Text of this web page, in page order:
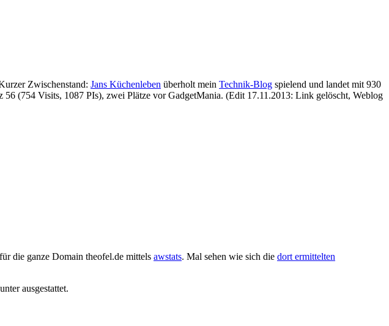
Zwischenstand: Jans Küchenleben überholt mein Technik-Blog spielend und landet mit 930
(754 Visits, 1087 PIs), zwei Plätze vor GadgetMania. (Edit 17.11.2013: Link gelöscht, Weblog
für die ganze Domain theofel.de mittels awstats. Mal sehen wie sich die dort ermittelten
ausgestattet.